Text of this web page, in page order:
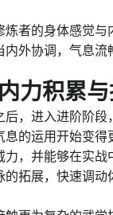
者的身体感觉
外协调，气息流
力积累
，进入进阶阶
的运用开始变
，并能够在实
拓展，快速调动